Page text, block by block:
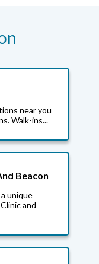
near you
Walk-ins...
Beacon
unique
and